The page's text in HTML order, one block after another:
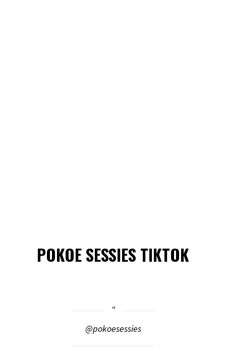
POKOE SESSIES TIKTOK
@pokoesessies